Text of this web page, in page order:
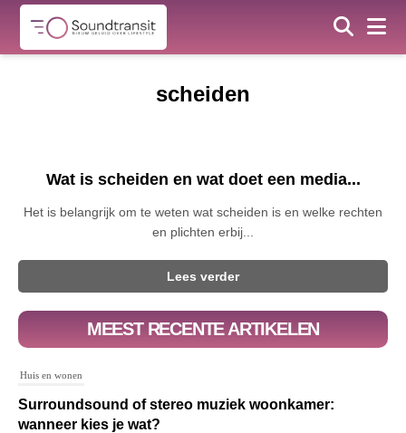
scheiden
Wat is scheiden en wat doet een media...
Het is belangrijk om te weten wat scheiden is en welke rechten
en plichten erbij...
Lees verder
MEEST RECENTE ARTIKELEN
Huis en wonen
Surroundsound of stereo muziek woonkamer:
wanneer kies je wat?